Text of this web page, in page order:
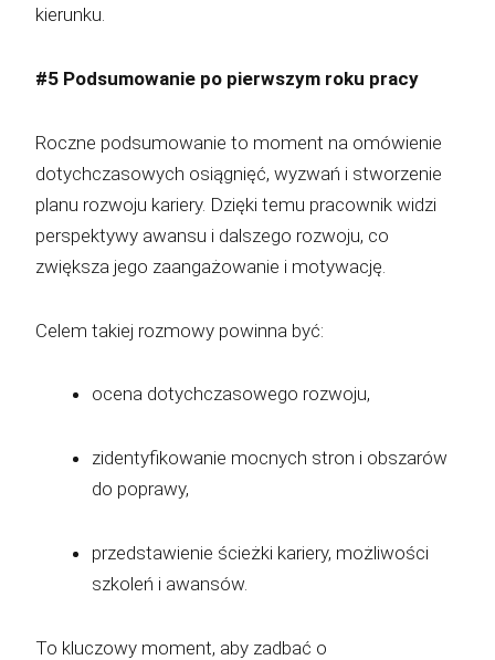
kierunku.
#5 Podsumowanie po pierwszym roku pracy
Roczne podsumowanie to moment na omówienie
dotychczasowych osiągnięć, wyzwań i stworzenie
planu rozwoju kariery. Dzięki temu pracownik widzi
perspektywy awansu i dalszego rozwoju, co
zwiększa jego zaangażowanie i motywację.
Celem takiej rozmowy powinna być:
ocena dotychczasowego rozwoju,
zidentyfikowanie mocnych stron i obszarów
do poprawy,
przedstawienie ścieżki kariery, możliwości
szkoleń i awansów.
To kluczowy moment, aby zadbać o